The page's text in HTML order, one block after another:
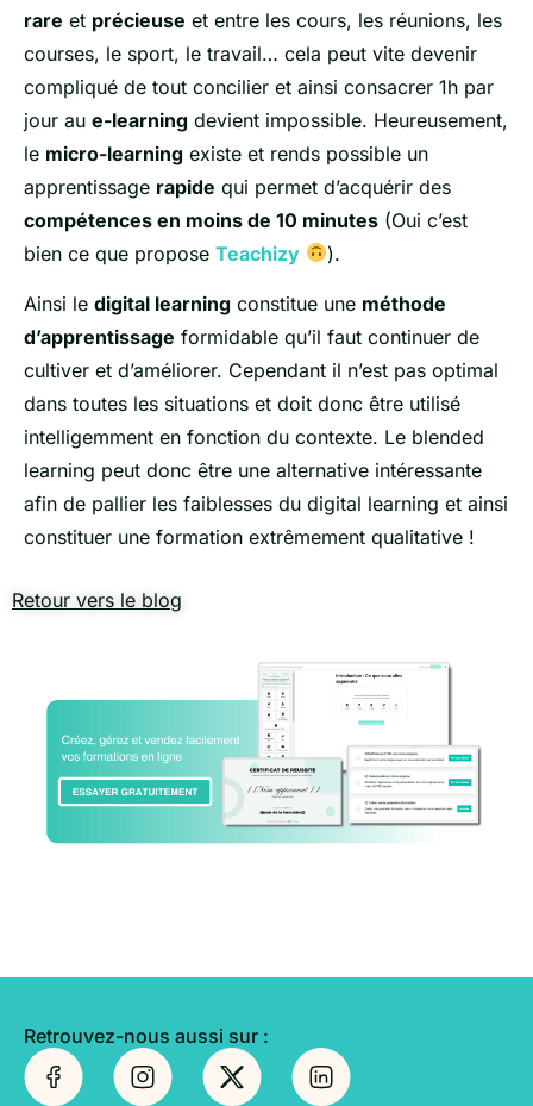
rare et précieuse et entre les cours, les réunions, les
courses, le sport, le travail… cela peut vite devenir
compliqué de tout concilier et ainsi consacrer 1h par
jour au e-learning devient impossible. Heureusement,
le micro-learning existe et rends possible un
apprentissage rapide qui permet d’acquérir des
compétences en moins de 10 minutes (Oui c’est
bien ce que propose Teachizy ).
Ainsi le digital learning constitue une méthode
d’apprentissage formidable qu’il faut continuer de
cultiver et d’améliorer. Cependant il n’est pas optimal
dans toutes les situations et doit donc être utilisé
intelligemment en fonction du contexte. Le blended
learning peut donc être une alternative intéressante
afin de pallier les faiblesses du digital learning et ainsi
constituer une formation extrêmement qualitative !
Retour vers le blog
Retrouvez-nous aussi sur :